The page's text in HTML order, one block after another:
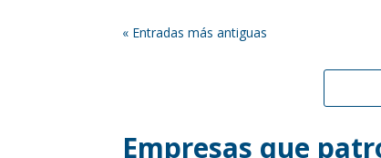
« Entradas más antiguas
Empresas que